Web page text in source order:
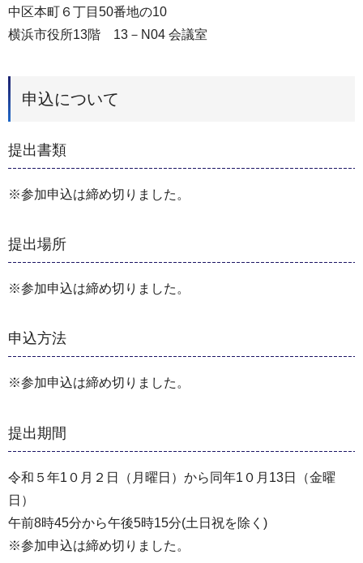
中区本町６丁目50番地の10
横浜市役所13階 13－N04 会議室
申込について
提出書類
※参加申込は締め切りました。
提出場所
※参加申込は締め切りました。
申込方法
※参加申込は締め切りました。
提出期間
令和５年1０月２日（月曜日）から同年1０月13日（金曜
日）
午前8時45分から午後5時15分(土日祝を除く)
※参加申込は締め切りました。